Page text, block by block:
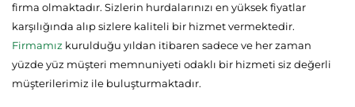
firma olmaktadır. Sizlerin hurdalarınızı en yüksek fiyatlar
karşılığında alıp sizlere kaliteli bir hizmet vermektedir.
Firmamız kurulduğu yıldan itibaren sadece ve her zaman
yüzde yüz müşteri memnuniyeti odaklı bir hizmeti siz değerli
müşterilerimiz ile buluşturmaktadır.